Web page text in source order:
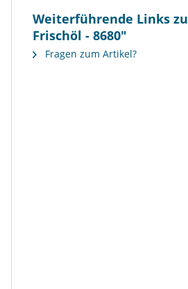
Weiterführende Links
Frischöl - 8680"
Fragen zum Artikel?